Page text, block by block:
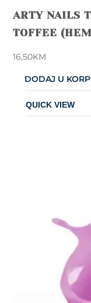
ARTY NAILS
TOFFEE
16,50KM
DODAJ U